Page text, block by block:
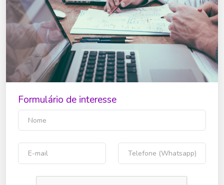
Formulário de interesse